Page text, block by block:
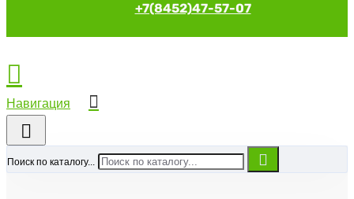
+7(8452)47-57-07
Поиск по каталогу...